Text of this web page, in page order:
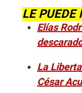
LE PUEDE
Elías
La
César